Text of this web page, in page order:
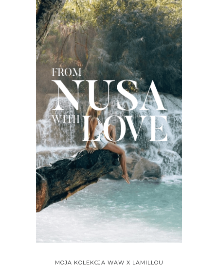
MOJA KOLEKCJA WAW X LAMILLOU